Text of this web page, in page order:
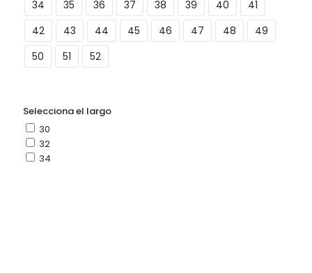
34
35 36 37 38 39 40
41
42
43 44 45 46 47 48
49
50
51 52
Selecciona el largo
30
32
34